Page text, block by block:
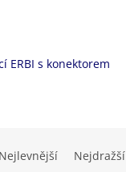
ERBI s konektorem
Nejlevnější Nejdražší